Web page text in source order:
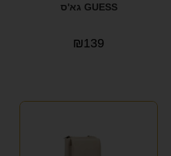
GUESS גא'ס
₪139